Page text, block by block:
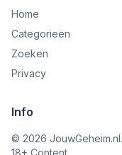
Home
Categorieën
Zoeken
Privacy
Info
© 2026
18+ Content.